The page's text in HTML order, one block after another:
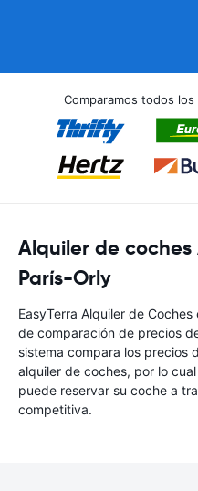
Comparamos todos
Alquiler de
París-Orly
EasyTerra Alquiler de
de comparación de precios
sistema compara los precios
alquiler de coches, por lo
puede reservar su coche a
competitiva.